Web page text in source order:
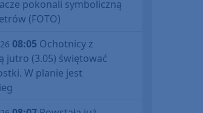
pokonali symboliczną
(FOTO)
08:05 Ochotnicy z
jutro (3.05) świętować
W planie jest